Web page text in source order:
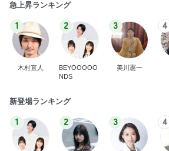
急上昇ランキング
1
木村直人
2
BEYOOOOO
NDS
3
美川憲一
4
新登場ランキング
1 2 3 4